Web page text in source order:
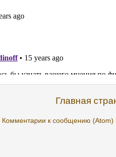
Главная
Комментарии к сообщению (Atom)